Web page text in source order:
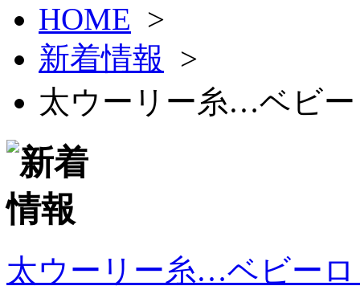
HOME >
新着情報 >
太ウーリー糸…ベビ
太ウーリー糸…ベビー